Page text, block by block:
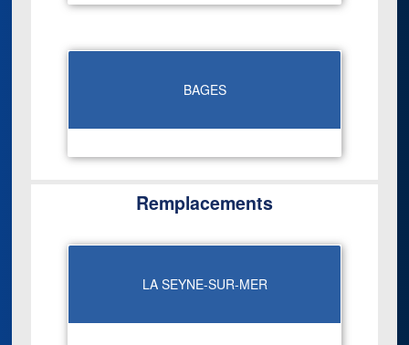
BAGES
Remplacements
LA SEYNE-SUR-MER